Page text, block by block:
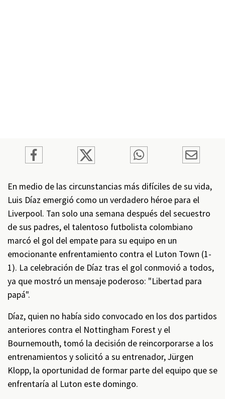
En medio de las circunstancias más difíciles de su vida,
Luis Díaz emergió como un verdadero héroe para el
Liverpool. Tan solo una semana después del secuestro
de sus padres, el talentoso futbolista colombiano
marcó el gol del empate para su equipo en un
emocionante enfrentamiento contra el Luton Town (1-
1). La celebración de Díaz tras el gol conmovió a todos,
ya que mostró un mensaje poderoso: "Libertad para
papá".
Díaz, quien no había sido convocado en los dos partidos
anteriores contra el Nottingham Forest y el
Bournemouth, tomó la decisión de reincorporarse a los
entrenamientos y solicitó a su entrenador, Jürgen
Klopp, la oportunidad de formar parte del equipo que se
enfrentaría al Luton este domingo.